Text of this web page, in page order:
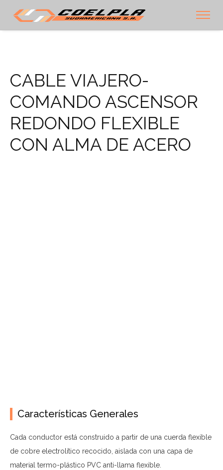
CABLE VIAJERO-
COMANDO ASCENSOR
REDONDO FLEXIBLE
CON ALMA DE ACERO
Características Generales
Cada conductor está construido a partir de una cuerda flexible
de cobre electrolítico recocido, aislada con una capa de
material termo-plástico PVC anti-llama flexible.